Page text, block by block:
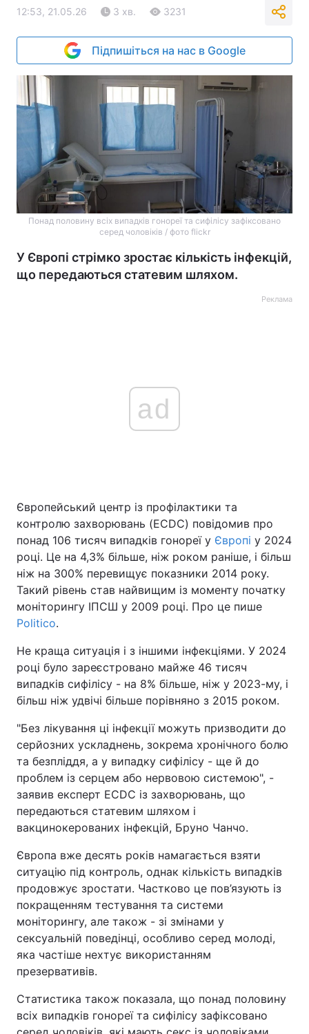
12:53, 21.05.26 3 хв. 3231
Підпишіться на нас в Google
Понад половину всіх випадків гонореї та сифілісу зафіксовано
серед чоловіків / фото flickr
У Європі стрімко зростає кількість інфекцій,
що передаються статевим шляхом.
Реклама
ad
Європейський центр із профілактики та
контролю захворювань (ECDC) повідомив про
понад 106 тисяч випадків гонореї у Європі у 2024
році. Це на 4,3% більше, ніж роком раніше, і більш
ніж на 300% перевищує показники 2014 року.
Такий рівень став найвищим із моменту початку
моніторингу ІПСШ у 2009 році. Про це пише
Politico.
Не краща ситуація і з іншими інфекціями. У 2024
році було зареєстровано майже 46 тисяч
випадків сифілісу - на 8% більше, ніж у 2023-му, і
більш ніж удвічі більше порівняно з 2015 роком.
"Без лікування ці інфекції можуть призводити до
серйозних ускладнень, зокрема хронічного болю
та безпліддя, а у випадку сифілісу - ще й до
проблем із серцем або нервовою системою", -
заявив експерт ECDC із захворювань, що
передаються статевим шляхом і
вакцинокерованих інфекцій, Бруно Чанчо.
Європа вже десять років намагається взяти
ситуацію під контроль, однак кількість випадків
продовжує зростати. Частково це пов’язують із
покращенням тестування та системи
моніторингу, але також - зі змінами у
сексуальній поведінці, особливо серед молоді,
яка частіше нехтує використанням
презервативів.
Статистика також показала, що понад половину
всіх випадків гонореї та сифілісу зафіксовано